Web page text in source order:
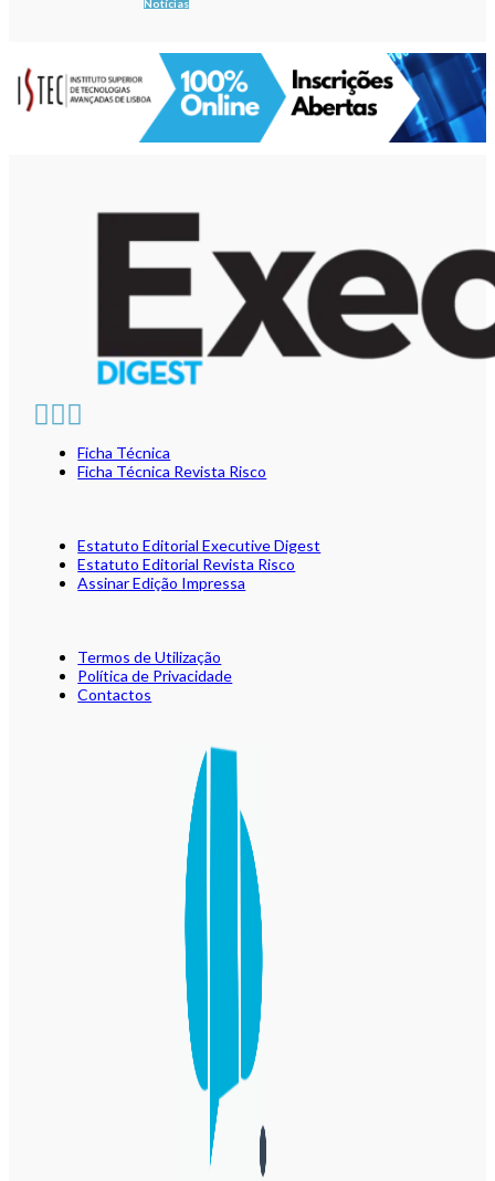
Notícias
Ficha Técnica
Ficha Técnica Revista Risco
Estatuto Editorial Executive Digest
Estatuto Editorial Revista Risco
Assinar Edição Impressa
Termos de Utilização
Política de Privacidade
Contactos